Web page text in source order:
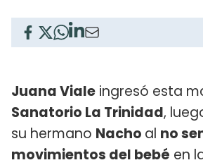
Juana Viale ingresó esta
Sanatorio La Trinidad,
su hermano Nacho al no
movimientos del bebé en